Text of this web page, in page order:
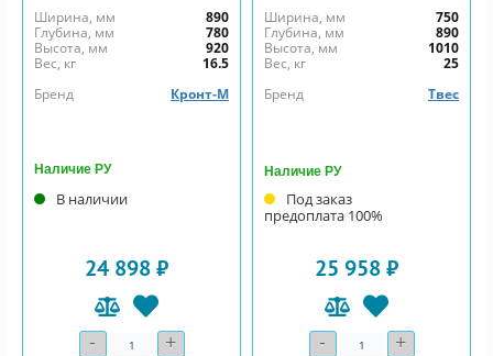
Ширина, мм
890
Глубина, мм
780
Высота, мм
920
Вес, кг
16.5
Бренд
Кронт-М
Наличие РУ
В наличии
24 898 ₽
- Количество+
Ширина, мм
750
Глубина, мм
890
Высота, мм
1010
Вес, кг
25
Бренд
Твес
Наличие РУ
Под заказ
предоплата 100%
25 958 ₽
- Количество+